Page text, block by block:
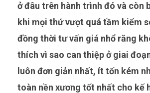
ở đâu trên hành trình đó và còn
khi mọi thứ vượt quá tầm kiểm
đồng thời tư vấn giá nhổ răng
thích vì sao can thiệp ở giai
luôn đơn giản nhất, ít tốn kém
toàn nền xương tốt nhất cho kế